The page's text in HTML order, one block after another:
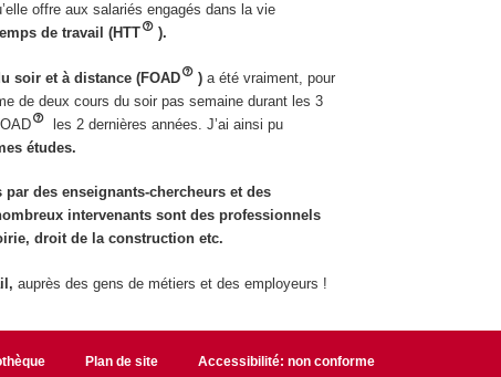
offre aux salariés engagés dans la vie
de travail (HTT ).
soir et à distance (FOAD ) a été vraiment, pour
de deux cours du soir pas semaine durant les 3
les 2 dernières années. J’ai ainsi pu
études.
des enseignants-chercheurs et des
intervenants sont des professionnels
droit de la construction etc.
auprès des gens de métiers et des employeurs !
Plan de site Accessibilité: non conforme